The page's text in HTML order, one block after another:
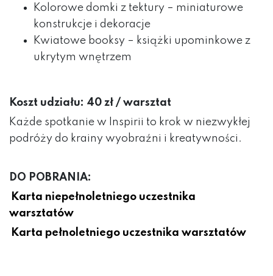
Kolorowe domki z tektury – miniaturowe
konstrukcje i dekoracje
Kwiatowe booksy – książki upominkowe z
ukrytym wnętrzem
Koszt udziału: 40 zł / warsztat
Każde spotkanie w Inspirii to krok w niezwykłej
podróży do krainy wyobraźni i kreatywności.
DO POBRANIA:
Karta niepełnoletniego uczestnika
warsztatów
Karta pełnoletniego uczestnika warsztatów